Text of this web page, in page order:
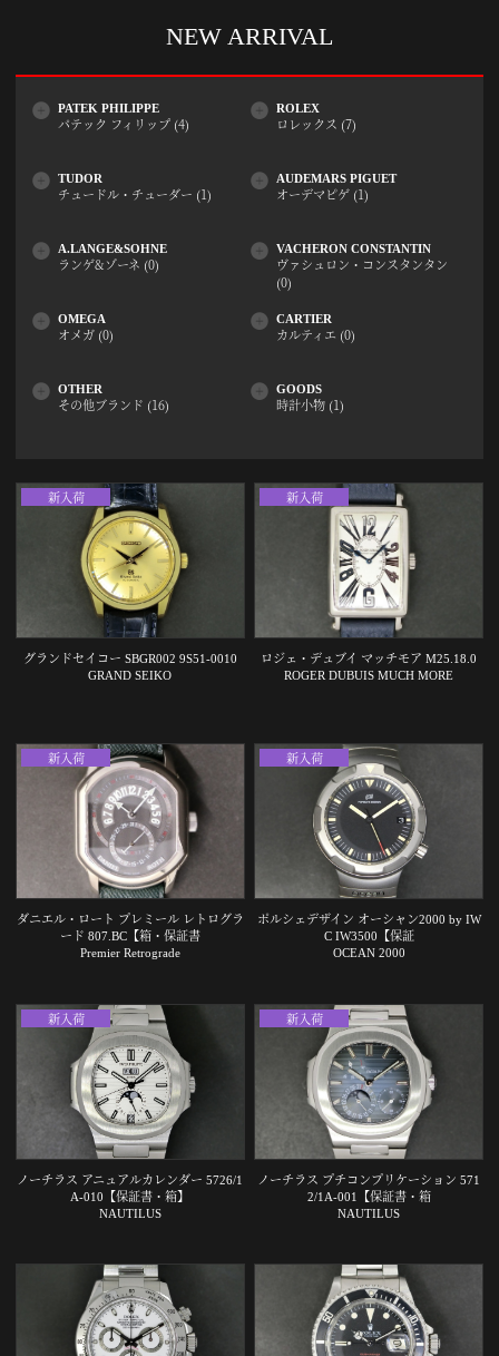
NEW ARRIVAL
PATEK PHILIPPE
パテック フィリップ (4)
ROLEX
ロレックス (7)
TUDOR
チュードル・チューダー (1)
AUDEMARS PIGUET
オーデマピゲ (1)
A.LANGE&SOHNE
ランゲ&ゾーネ (0)
VACHERON CONSTANTIN
ヴァシュロン・コンスタンタン
(0)
OMEGA
オメガ (0)
CARTIER
カルティエ (0)
OTHER
その他ブランド (16)
GOODS
時計小物 (1)
新入荷
グランドセイコー SBGR002 9S51-0010
GRAND SEIKO
新入荷
ロジェ・デュブイ マッチモア M25.18.0
ROGER DUBUIS MUCH MORE
新入荷
ダニエル・ロート プレミール レトログラ
ード 807.BC【箱・保証書
Premier Retrograde
新入荷
ポルシェデザイン オーシャン2000 by IW
C IW3500【保証
OCEAN 2000
新入荷
ノーチラス アニュアルカレンダー 5726/1
A-010【保証書・箱】
NAUTILUS
新入荷
ノーチラス プチコンプリケーション 571
2/1A-001【保証書・箱
NAUTILUS